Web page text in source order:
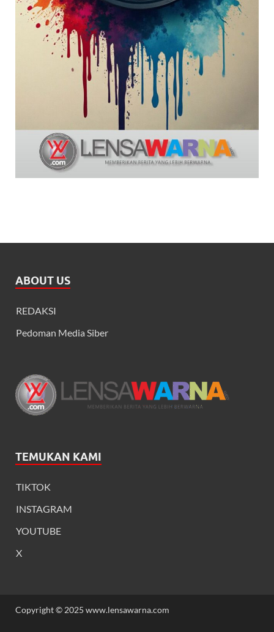
ABOUT US
REDAKSI
Pedoman Media Siber
TEMUKAN KAMI
TIKTOK
INSTAGRAM
YOUTUBE
X
Copyright © 2025 www.lensawarna.com